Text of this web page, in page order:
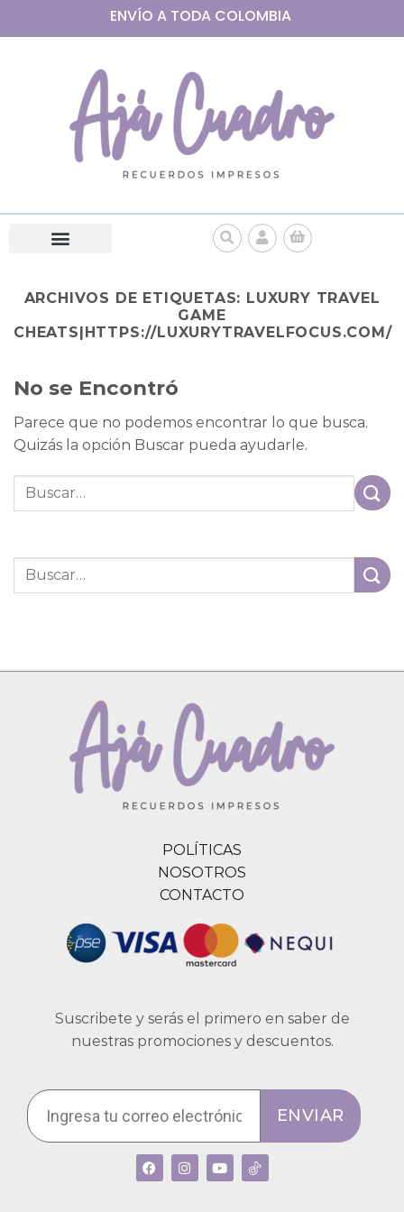
ENVÍO A TODA COLOMBIA
ARCHIVOS DE ETIQUETAS: LUXURY TRAVEL
GAME
CHEATS|HTTPS://LUXURYTRAVELFOCUS.COM/
No se Encontró
Parece que no podemos encontrar lo que busca.
Quizás la opción Buscar pueda ayudarle.
POLÍTICAS
NOSOTROS
CONTACTO
Suscribete y serás el primero en saber de
nuestras promociones y descuentos.
ENVIAR